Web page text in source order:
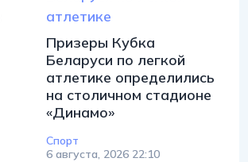
Призеры Кубка
Беларуси по легкой
атлетике определились
на столичном стадионе
«Динамо»
Спорт
6 августа, 2026 22:10